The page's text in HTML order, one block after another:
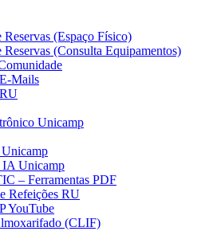
Reservas (Espaço Físico)
Reservas (Consulta Equipamentos)
Mails
Unicamp
Unicamp
– Ferramentas PDF
Refeições RU
YouTube
(CLIF)